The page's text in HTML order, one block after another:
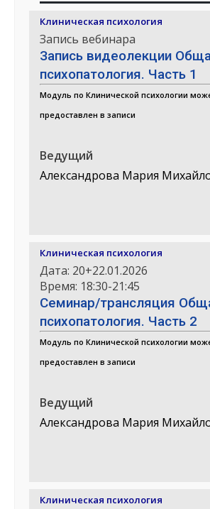
Клиническая психология
Запись вебинара
Запись видеолекции
психопатология. Часть 1
Модуль по Клинической психологии
предоставлен в записи
Ведущий
Александрова Мария
Клиническая психология
Дата: 20+22.01.2026
Время: 18:30-21:45
Семинар/трансляция
психопатология. Часть 2
Модуль по Клинической психологии
предоставлен в записи
Ведущий
Александрова Мария
Клиническая психология